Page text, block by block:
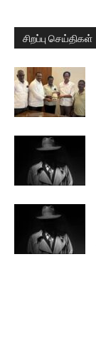
சிறப்பு செய்திகள்